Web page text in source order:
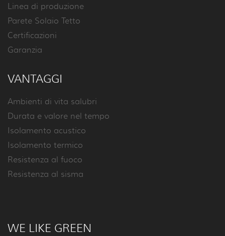
Linea di produzione
Parete Solaio Tetto
Certificazioni
Garanzia
VANTAGGI
Ambienti di vita salubri
Durata e valore nel tempo
Isolamento acustico
Isolamento termico
Resistenza al fuoco
Resistenza al sisma
WE LIKE GREEN